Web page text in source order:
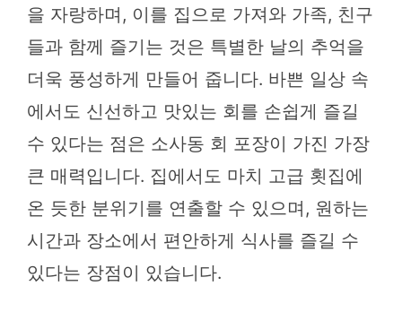
을 자랑하며, 이를 집으로 가져와 가족, 친구
들과 함께 즐기는 것은 특별한 날의 추억을
더욱 풍성하게 만들어 줍니다. 바쁜 일상 속
에서도 신선하고 맛있는 회를 손쉽게 즐길
수 있다는 점은 소사동 회 포장이 가진 가장
큰 매력입니다. 집에서도 마치 고급 횟집에
온 듯한 분위기를 연출할 수 있으며, 원하는
시간과 장소에서 편안하게 식사를 즐길 수
있다는 장점이 있습니다.